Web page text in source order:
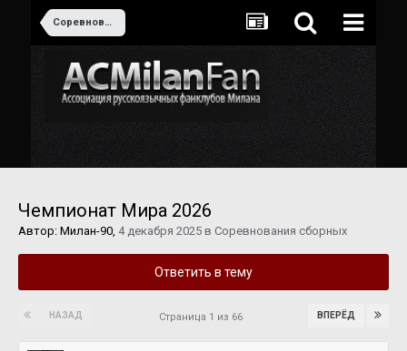
Соревнования сборных
Чемпионат Мира 2026
Автор: Милан-90, 4 декабря 2025 в Соревнования сборных
Ответить в тему
НАЗАД ВПЕРЁД
Страница 1 из 66